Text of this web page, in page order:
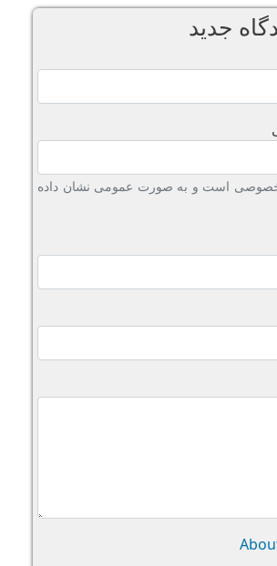
جدید
است و به صورت عمومی نشان داده